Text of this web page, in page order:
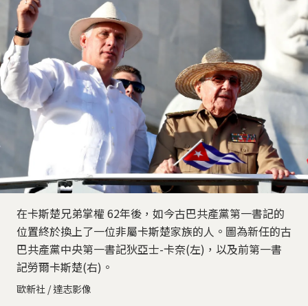
在卡斯楚兄弟掌權 62年後，如今古巴共產黨第一書記的
位置終於換上了一位非屬卡斯楚家族的人。圖為新任的古
巴共產黨中央第一書記狄亞士-卡奈(左)，以及前第一書
記勞爾卡斯楚(右)。
歐新社 / 達志影像